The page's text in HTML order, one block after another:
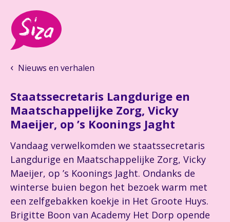
Nieuws en verhalen
Staatssecretaris Langdurige en
Maatschappelijke Zorg, Vicky
Maeijer, op ’s Koonings Jaght
Vandaag verwelkomden we staatssecretaris
Langdurige en Maatschappelijke Zorg, Vicky
Maeijer, op ’s Koonings Jaght. Ondanks de
winterse buien begon het bezoek warm met
een zelfgebakken koekje in Het Groote Huys.
Brigitte Boon van Academy Het Dorp opende